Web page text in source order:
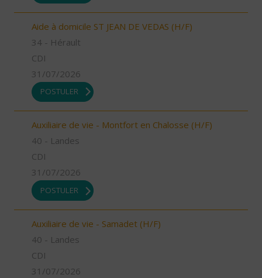
Aide à domicile ST JEAN DE VEDAS (H/F)
34 - Hérault
CDI
31/07/2026
POSTULER
Auxiliaire de vie - Montfort en Chalosse (H/F)
40 - Landes
CDI
31/07/2026
POSTULER
Auxiliaire de vie - Samadet (H/F)
40 - Landes
CDI
31/07/2026